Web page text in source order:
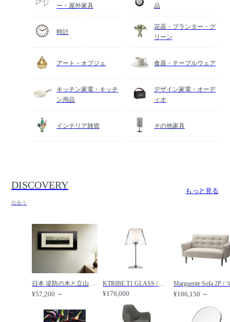
ー・屋外家具
品
時計
花器・プランター・グ
リーン
アート・オブジェ 食器・テーブルウェア
キッチン家電・キッチ
ン用品
デザイン家電・オーデ
ィオ
インテリア雑貨 その他家具
DISCOVERY
出会う
もっと見る
日本 堤防の木と立山連峰 / 日本 堤防の木と立山連峰 1 × 3［ 8-617-79 ］ / IGREBOW / アイグレボゥ
¥57,200 ～
KTRIBE T1 GLASS / Kトライブ T1 ガラス / FLOS / フロス
¥176,000 ¥106,150 ～